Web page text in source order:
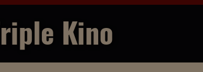
Kino